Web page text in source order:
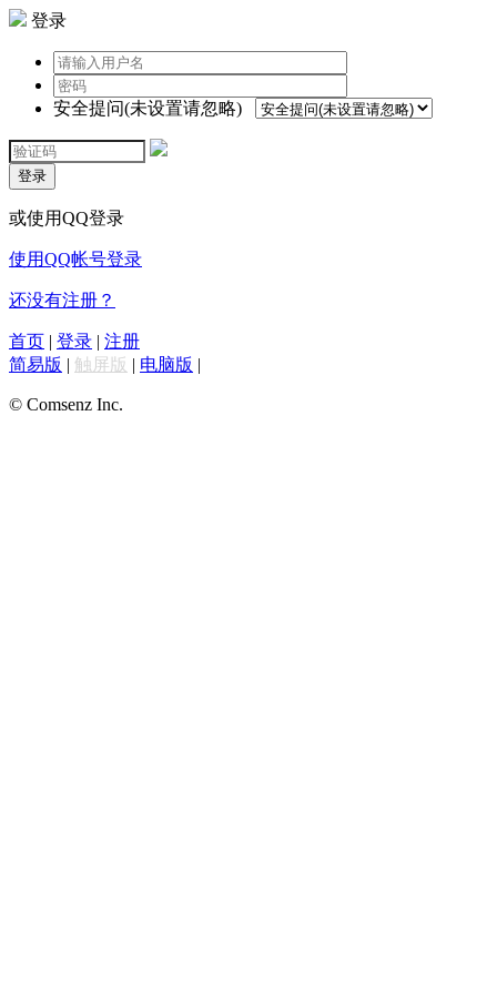
登录
安全提问(未设置请忽略)
登录
或使用QQ登录
使用QQ帐号登录
还没有注册？
首页 | 登录 | 注册
简易版 | 触屏版 | 电脑版 |
© Comsenz Inc.